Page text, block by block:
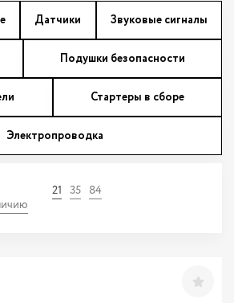
Датчики Звуковые сигналы
Подушки безопасности
Стартеры в сборе
Электропроводка
21 35 84